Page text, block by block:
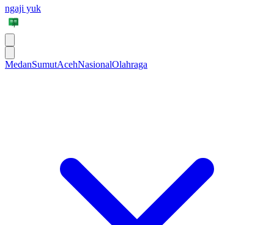
ngaji yuk
MedanSumutAcehNasionalOlahraga